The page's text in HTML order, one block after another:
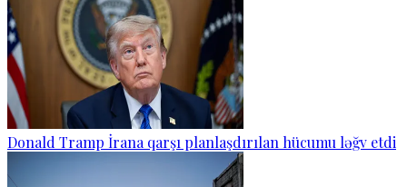
Donald Tramp İrana qarşı planlaşdırılan hücumu ləğv etdi